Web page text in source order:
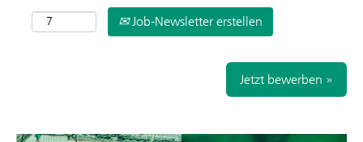
Job-Newsletter erstellen
Jetzt bewerben »